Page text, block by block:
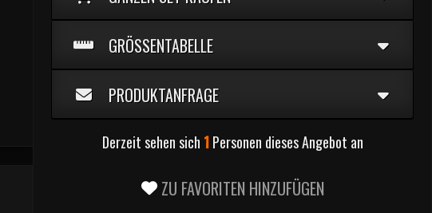
GRÖSSENTABELLE
PRODUKTANFRAGE
Derzeit sehen sich 1Personen dieses Angebot an
ZU FAVORITEN HINZUFÜGEN